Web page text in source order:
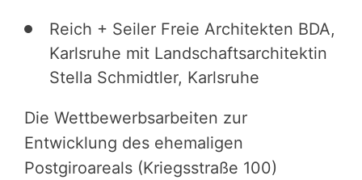
Reich + Seiler Freie Architekten BDA,
Karlsruhe mit Landschaftsarchitektin
Stella Schmidtler, Karlsruhe
Die Wettbewerbsarbeiten zur
Entwicklung des ehemaligen
Postgiroareals (Kriegsstraße 100)